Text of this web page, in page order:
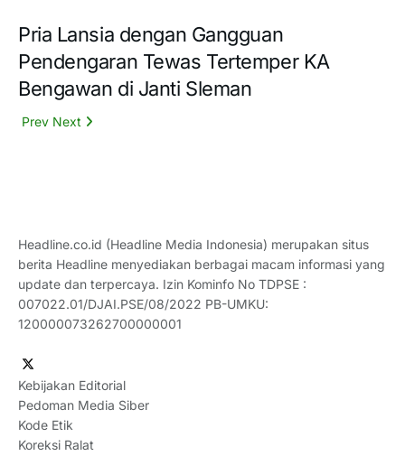
Pria Lansia dengan Gangguan
Pendengaran Tewas Tertemper KA
Bengawan di Janti Sleman
Prev Next
Headline.co.id (Headline Media Indonesia) merupakan situs
berita Headline menyediakan berbagai macam informasi yang
update dan terpercaya. Izin Kominfo No TDPSE :
007022.01/DJAI.PSE/08/2022 PB-UMKU:
120000073262700000001
Kebijakan Editorial
Pedoman Media Siber
Kode Etik
Koreksi Ralat